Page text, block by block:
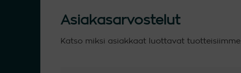
Asiakasarvostelut
Katso miksi asiakkaat luottavat tuotteisiimme.